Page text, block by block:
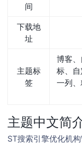
间
下载地
址
主题标
签
博客
标、自
一列
主题中文简
ST搜索引擎优化机